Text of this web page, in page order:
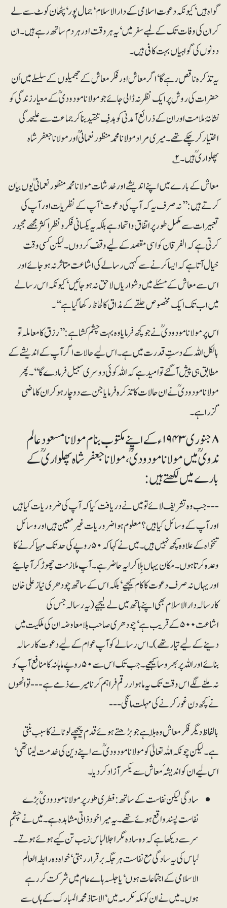
گواہ ہیں‘ کیونکہ دعوت اسلامی کے دارالاسلام‘ جمال پور‘ پٹھان کوٹ سے لے
کر ان کی وفات تک کے لمبے سفرمیں‘ یہ ہروقت اور ہر دم ساتھ رہے ہیں۔ ان
دونوں کی گواہیاں بہت کافی ہیں۔
یہ تذکرہ ناقص رہے گا‘ اگر معاش اور فکر معاش کے جھمیلوں کے سلسلے میں اُن
حضرات کی روش پر ایک نظر نہ ڈالی جائے جو مولانا مودودیؒ کے معیار زندگی کو
نشانۂ ملامت اور ان کے ذرائع آمدنی کو ہدفِ تنقید بنا کر جماعت سے علیحدگی
اختیار کر چکے تھے۔ میری مراد مولانا محمد منظور نعمانیؒ اور مولانا جعفر شاہ
پھلواریؒ ہیں۔۲؎
معاش کے بارے میں اپنے اندیشے اور خدشات مولانا محمد منظور نعمانی ؒ یوں بیان
کرتے ہیں: ’’نہ صرف یہ کہ آپ کی دعوت‘ آپ کے نظریات اور آپ کی
تعبیرات سے مکمل طور پر اتفاق و اتحاد ہے بلکہ یہ یکسانی فکر و نظر اکثر مجھے مجبور
کرتی ہے کہ الفرقان کو اسی مقصد کے لیے وقف کر دوں۔ لیکن کسی وقت
خیال آتا ہے کہ ایسا کرنے سے کہیں رسالے کی اشاعت متاثر نہ ہو جائے اور
اس سے معاش کے مسئلے میں دشواریاں لاحق نہ ہو جائیں‘ کیونکہ اس رسالے
میں اب تک ایک مخصوص حلقے کے مذاق کا لحاظ رکھا گیا ہے‘‘۔
اس پر مولانا مودودیؒ نے جو کچھ فرمایا وہ بہت چشم کشا ہے: ’’رزق کا معاملہ تو
بالکل اللہ کے دستِ قدرت میں ہے۔ اس لیے حالات اگر آپ کے اندیشے کے
مطابق ہی پیش آگئے تو امید ہے کہ اللہ کوئی دوسری سبیل فرما دے گا‘‘۔ پھر
مولانا مودودیؒ نے ان حالات کا تذکرہ فرمایا جن سے دوچار ہو کر ان کا ماضی
گزرا ہے۔
۸ جنوری ۱۹۴۳ء کے اپنے مکتوب بنام مولانا مسعود عالم
ندویؒ میں مولانا مودودیؒ ،مولانا جعفر شاہ پھلواریؒ کے
بارے میں لکھتے ہیں:
--- جب وہ تشریف لائے تو میں نے دریافت کیا کہ آپ کی ضروریات کیا ہیں
اور آپ کے وسائل کیا ہیں؟ معلوم ہوا ضروریات غیر معین ہیں اور وسائل
تنخواہ کے علاوہ کچھ نہیں ہیں۔ میں نے کہا کہ ۵۰ روپے کی حد تک مہیا کرنے کا
وعدہ کرتا ہوں۔ مکان یہاں بِلاکرایہ حاضر ہے۔ آپ ملازمت چھوڑ کر آ جائیے
اور یہاں نہ صرف دعوت کا کام کیجیے‘ بلکہ اس کے ساتھ چودھری نیاز علی خان
کا رسالہ دارالاسلام بھی اپنے ہاتھ میں لے لیجیے (یہ رسالہ جس کی
اشاعت ۵۰۰ کے قریب ہے‘ چودھری صاحب بلا معاوضہ ان کی ملکیت میں
دینے کے لیے تیار تھے)۔ اس رسالے کو آپ عوام کے لیے دعوت کا رسالہ
بنائے اور اللہ پر بھروسا کیجیے۔ جب تک اس سے ۵۰ روپے ماہانہ کا منافع آپ کو
نہ ملنے لگے اس وقت تک یہ ماہوار رقم فراہم کرنا میرے ذمے ہے --- تو انھوں
نے کچھ دن غور کرنے کی مہلت مانگی ---
بالفاظ دیگر فکر معاش وہ بلَا ہے جو بڑھتے ہوئے قدم پیچھے لوٹانے کا سبب بنتی
ہے۔ لیکن چونکہ اللہ تعالیٰ کو مولانا مودودیؒ سے اپنے دین کی خدمت لینا تھی‘
اس لیے ان کو اندیشہ ٔ معاش سے یکسر آزاد کر دیا۔
سادگی لیکن نفاست کے ساتھ: فطری طور پر مولانا مودودیؒ بڑے
نفاست پسند واقع ہوئے تھے۔ یہ میرا خود ذاتی مشاہدہ ہے ۔ میں نے چشمِ
سر سے دیکھا ہے کہ وہ سادہ مگر اجلا لباس زیب تن کیے ہوئے ہوتے۔
لباس کی یہ سادگی مع نفاست ہر جگہ برقرار رہتی‘ خواہ وہ رابطہ العالم
الاسلامی کے اجتماعات ہوں‘ یا جلسہ ہاے عام میں شرکت کر رہے
ہوں۔ میں نے ان کو مکہ مکرمہ میں‘ الاستاذ محمد المبارک کے ہاں سے